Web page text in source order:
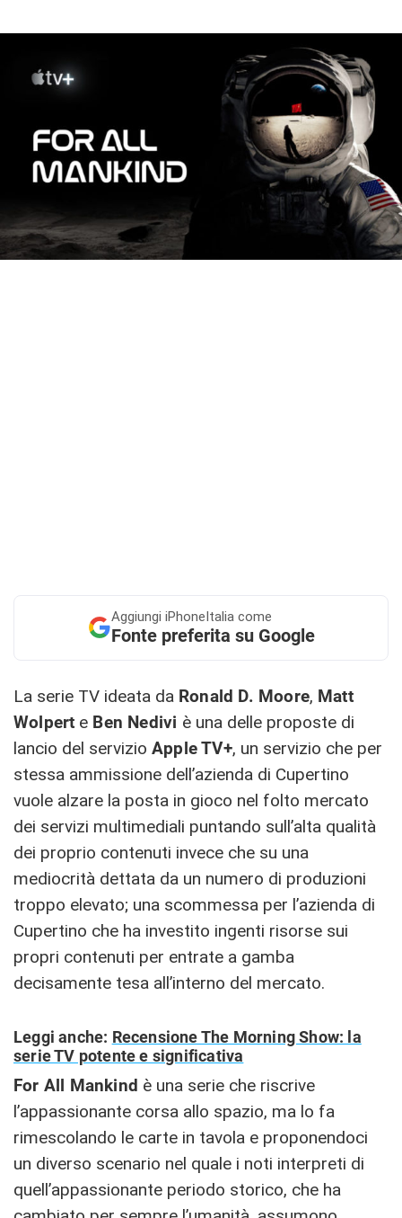
Aggiungi iPhoneItalia come
Fonte preferita su Google
La serie TV ideata da Ronald D. Moore, Matt
Wolpert e Ben Nedivi è una delle proposte di
lancio del servizio Apple TV+, un servizio che per
stessa ammissione dell’azienda di Cupertino
vuole alzare la posta in gioco nel folto mercato
dei servizi multimediali puntando sull’alta qualità
dei proprio contenuti invece che su una
mediocrità dettata da un numero di produzioni
troppo elevato; una scommessa per l’azienda di
Cupertino che ha investito ingenti risorse sui
propri contenuti per entrate a gamba
decisamente tesa all’interno del mercato.
Leggi anche: Recensione The Morning Show: la
serie TV potente e significativa
For All Mankind è una serie che riscrive
l’appassionante corsa allo spazio, ma lo fa
rimescolando le carte in tavola e proponendoci
un diverso scenario nel quale i noti interpreti di
quell’appassionante periodo storico, che ha